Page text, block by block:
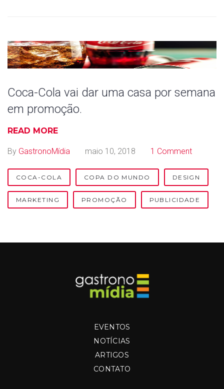
Coca-Cola vai dar uma casa por semana
em promoção.
READ MORE
By GastronoMídia maio 10, 2018 1 Comment
COCA-COLA COPA DO MUNDO DESIGN
MARKETING PROMOÇÃO PUBLICIDADE
EVENTOS
NOTÍCIAS
ARTIGOS
CONTATO